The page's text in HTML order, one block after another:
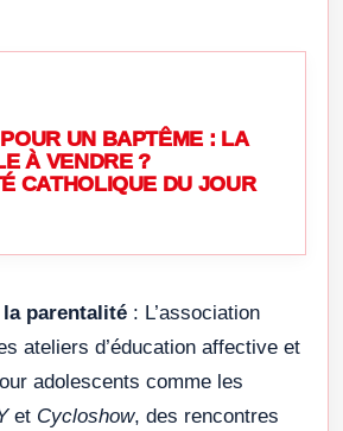
UN BAPTÊME : LA
À VENDRE ?
CATHOLIQUE DU JOUR
parentalité : L’association
ateliers d’éducation affective et
adolescents comme les
et Cycloshow, des rencontres